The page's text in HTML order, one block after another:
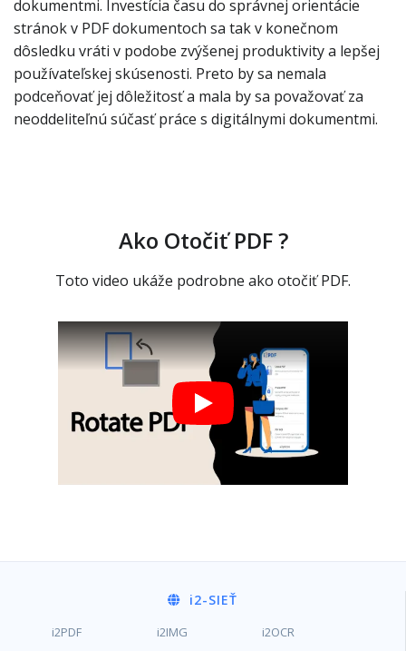
dokumentmi. Investícia času do správnej orientácie
stránok v PDF dokumentoch sa tak v konečnom
dôsledku vráti v podobe zvýšenej produktivity a lepšej
používateľskej skúsenosti. Preto by sa nemala
podceňovať jej dôležitosť a mala by sa považovať za
neoddeliteľnú súčasť práce s digitálnymi dokumentmi.
Ako Otočiť PDF ?
Toto video ukáže podrobne ako otočiť PDF.
i2-SIEŤ
i2PDF i2IMG
i2OCR